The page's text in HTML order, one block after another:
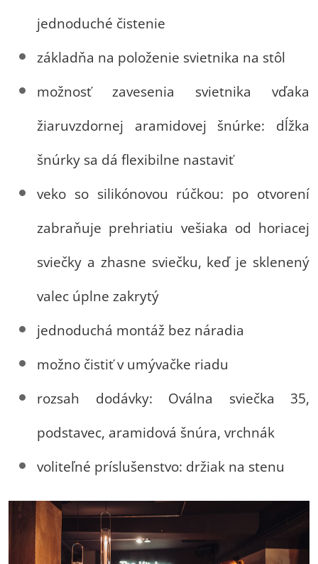
jednoduché čistenie
základňa na položenie svietnika na stôl
možnosť zavesenia svietnika vďaka
žiaruvzdornej aramidovej šnúrke: dĺžka
šnúrky sa dá flexibilne nastaviť
veko so silikónovou rúčkou: po otvorení
zabraňuje prehriatiu vešiaka od horiacej
sviečky a zhasne sviečku, keď je sklenený
valec úplne zakrytý
jednoduchá montáž bez náradia
možno čistiť v umývačke riadu
rozsah dodávky: Oválna sviečka 35,
podstavec, aramidová šnúra, vrchnák
voliteľné príslušenstvo: držiak na stenu